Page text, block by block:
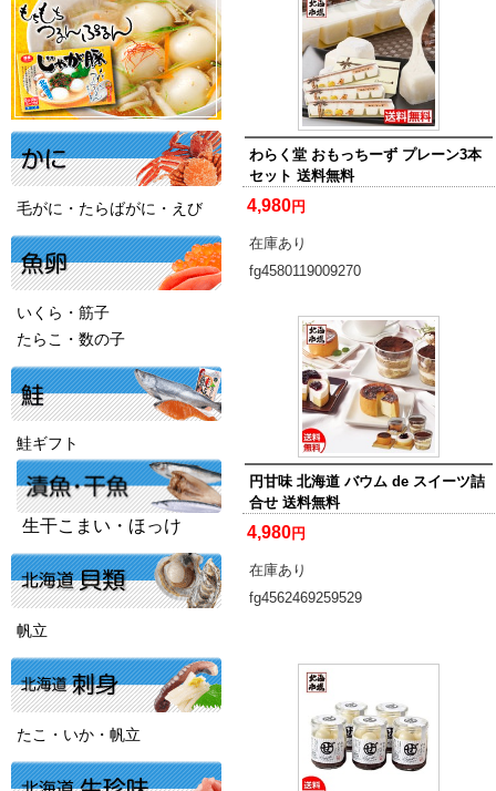
わらく堂 おもっちーず プレーン3本
セット 送料無料
4,980円
在庫あり
fg4580119009270
円甘味 北海道 バウム de スイーツ詰
合せ 送料無料
4,980円
在庫あり
fg4562469259529
毛がに・たらばがに・えび
いくら・筋子
たらこ・数の子
鮭ギフト
生干こまい・ほっけ
帆立
たこ・いか・帆立